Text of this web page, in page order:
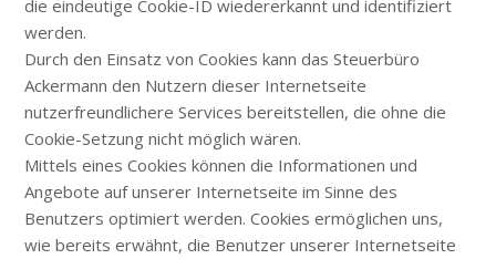
die eindeutige Cookie-ID wiedererkannt und identifiziert
werden.
Durch den Einsatz von Cookies kann das Steuerbüro
Ackermann den Nutzern dieser Internetseite
nutzerfreundlichere Services bereitstellen, die ohne die
Cookie-Setzung nicht möglich wären.
Mittels eines Cookies können die Informationen und
Angebote auf unserer Internetseite im Sinne des
Benutzers optimiert werden. Cookies ermöglichen uns,
wie bereits erwähnt, die Benutzer unserer Internetseite